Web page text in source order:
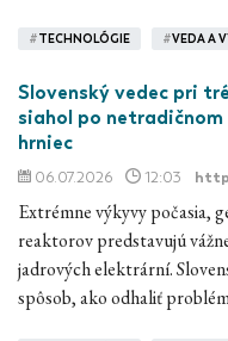
#TECHNOLÓGIE #VEDA A
Slovenský vedec pri
siahol po
hrniec
06.07.2026 12:03
Extrémne výkyvy počasia,
reaktorov predstavujú
jadrových elektrární.
spôsob, ako odhaliť